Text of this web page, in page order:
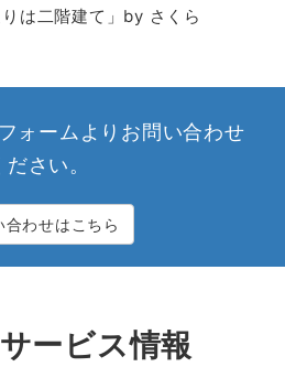
は二階建て」by さくら
ォームよりお問い合わせ
ださい。
合わせはこちら
ービス情報